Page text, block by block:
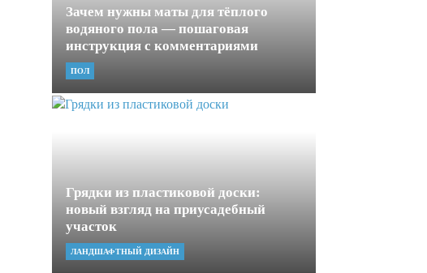
Зачем нужны маты для тёплого
водяного пола — пошаговая
инструкция с комментариями
ПОЛ
Грядки из пластиковой доски:
новый взгляд на приусадебный
участок
ЛАНДШАФТНЫЙ ДИЗАЙН